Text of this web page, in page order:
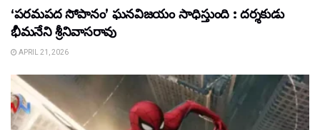
‘పరమపద సోపానం’ ఘనవిజయం సాధిస్తుంది : దర్శకుడు
భీమనేని శ్రీనివాసరావు
APRIL 21, 2026